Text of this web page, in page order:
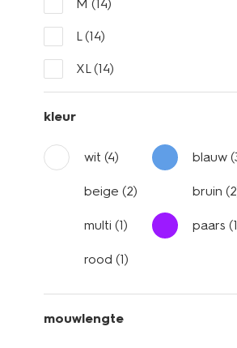
M (14)
L(14)
XL(14)
kleur
wit (4) blauw
beige (2) bruin
multi (1) paars
rood (1)
mouwlengte